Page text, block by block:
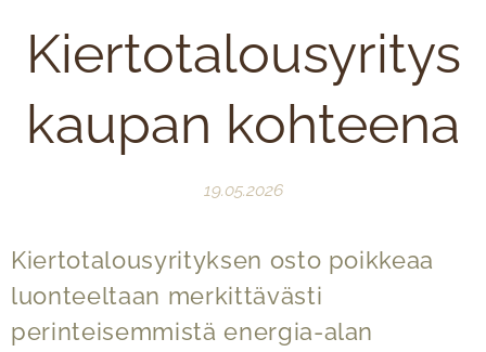
Kiertotalousyritys
kaupan kohteena
19.05.2026
Kiertotalousyrityksen osto poikkeaa
luonteeltaan merkittävästi
perinteisemmistä energia-alan